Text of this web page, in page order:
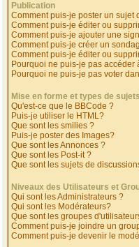
Publication
Comment puis-je poster un sujet
Comment puis-je éditer ou
Comment puis-je ajouter une
Comment puis-je créer un
Comment puis-je éditer ou
Pourquoi ne puis-je pas accéder
Pourquoi ne puis-je pas voter
Mise en forme et types de sujets
Qu'est-ce que le BBCode ?
Puis-je utiliser le HTML?
Que sont les smilies ?
Puis-je poster des Images?
Que sont les Annonces ?
Que sont les Post-it ?
Que sont les sujets de
Niveaux des Utilisateurs et
Qui sont les Administrateurs ?
Qui sont les Modérateurs?
Que sont les groupes
Comment puis-je joindre un
Comment puis-je devenir le